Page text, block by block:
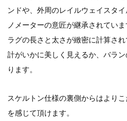
ンドや、外周のレイルウェイスタ
ノメーターの意匠が継承されていま
ラグの長さと太さが緻密に計算さ
計がいかに美しく見えるか、バラ
ります。
スケルトン仕様の裏側からはより
を感じて頂けます。